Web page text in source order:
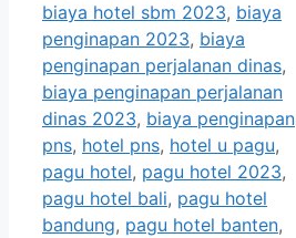
biaya hotel sbm 2023, biaya
penginapan 2023, biaya
penginapan perjalanan dinas,
biaya penginapan perjalanan
dinas 2023, biaya penginapan
pns, hotel pns, hotel u pagu,
pagu hotel, pagu hotel 2023,
pagu hotel bali, pagu hotel
bandung, pagu hotel banten,